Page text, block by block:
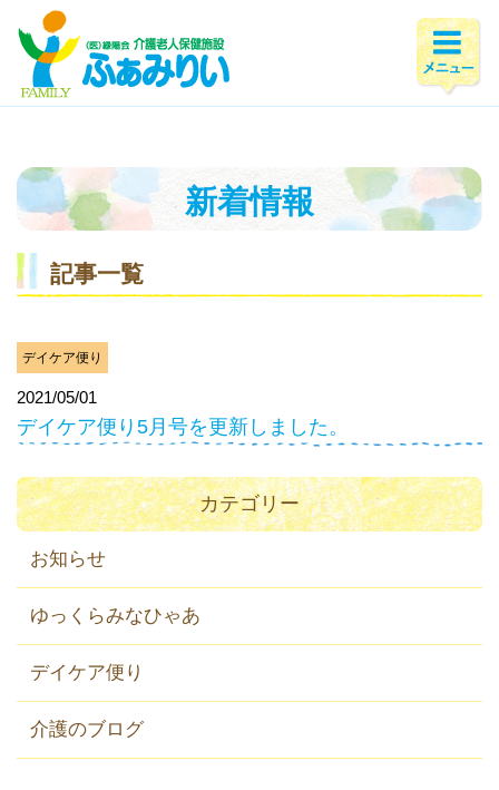
新着情報
記事一覧
デイケア便り
2021/05/01
デイケア便り5月号を更新しました。
カテゴリー
お知らせ
ゆっくらみなひゃあ
デイケア便り
介護のブログ